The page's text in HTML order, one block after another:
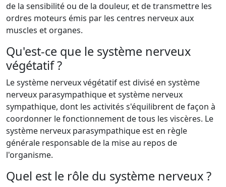
de la sensibilité ou de la douleur, et de transmettre les
ordres moteurs émis par les centres nerveux aux
muscles et organes.
Qu'est-ce que le système nerveux
végétatif ?
Le système nerveux végétatif est divisé en système
nerveux parasympathique et système nerveux
sympathique, dont les activités s'équilibrent de façon à
coordonner le fonctionnement de tous les viscères. Le
système nerveux parasympathique est en règle
générale responsable de la mise au repos de
l'organisme.
Quel est le rôle du système nerveux ?